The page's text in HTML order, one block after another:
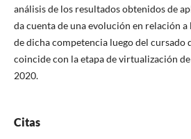
análisis de los resultados obtenidos de
da cuenta de una evolución en relación
de dicha competencia luego del cursado
coincide con la etapa de virtualización
2020.
Citas